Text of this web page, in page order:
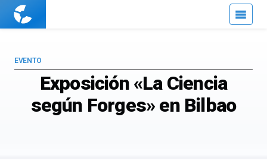
Cuaderno
Exposición «La Ciencia
según Forges» en Bilbao
EVENTO